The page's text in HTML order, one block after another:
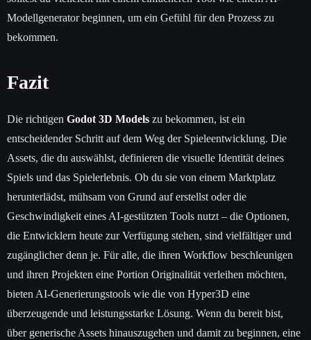
Modellgenerator beginnen, um ein Gefühl für den Prozess zu
bekommen.
Fazit
Die richtigen Godot 3D Models zu bekommen, ist ein
entscheidender Schritt auf dem Weg der Spieleentwicklung. Die
Assets, die du auswählst, definieren die visuelle Identität deines
Spiels und das Spielerlebnis. Ob du sie von einem Marktplatz
herunterlädst, mühsam von Grund auf erstellst oder die
Geschwindigkeit eines AI-gestützten Tools nutzt – die Optionen,
die Entwicklern heute zur Verfügung stehen, sind vielfältiger und
zugänglicher denn je. Für alle, die ihren Workflow beschleunigen
und ihren Projekten eine Portion Originalität verleihen möchten,
bieten AI-Generierungstools wie die von Hyper3D eine
überzeugende und leistungsstarke Lösung. Wenn du bereit bist,
über generische Assets hinauszugehen und damit zu beginnen, eine